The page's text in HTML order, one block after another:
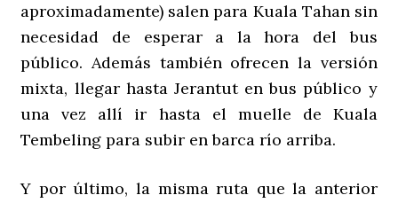
aproximadamente) salen para Kuala Tahan sin
necesidad de esperar a la hora del bus
público. Además también ofrecen la versión
mixta, llegar hasta Jerantut en bus público y
una vez allí ir hasta el muelle de Kuala
Tembeling para subir en barca río arriba.
Y por último, la misma ruta que la anterior